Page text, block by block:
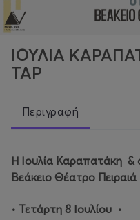
ΙΟΥΛΙΑ
ΤΑΡ
Περιγραφή
Η Ιουλία Καραπατάκη
Βεάκειο Θέατρο Πειραιά
• Τετάρτη 8 Ιουλίου •